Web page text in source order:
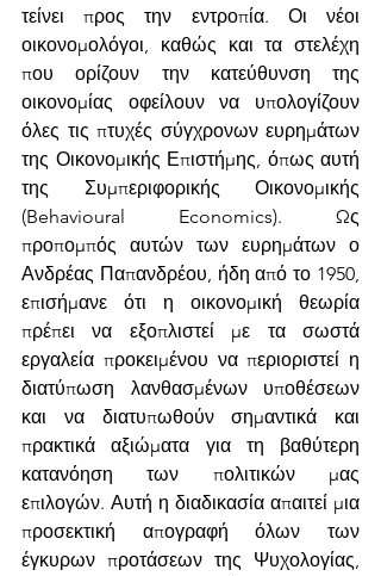
τείνει προς την εντροπία. Οι νέοι
οικονομολόγοι, καθώς και τα στελέχη
που ορίζουν την κατεύθυνση της
οικονομίας οφείλουν να υπολογίζουν
όλες τις πτυχές σύγχρονων ευρημάτων
της Οικονομικής Επιστήμης, όπως αυτή
της Συμπεριφορικής Οικονομικής
(Behavioural Economics). Ως
προπομπός αυτών των ευρημάτων ο
Ανδρέας Παπανδρέου, ήδη από το 1950,
επισήμανε ότι η οικονομική θεωρία
πρέπει να εξοπλιστεί με τα σωστά
εργαλεία προκειμένου να περιοριστεί η
διατύπωση λανθασμένων υποθέσεων
και να διατυπωθούν σημαντικά και
πρακτικά αξιώματα για τη βαθύτερη
κατανόηση των πολιτικών μας
επιλογών. Αυτή η διαδικασία απαιτεί μια
προσεκτική απογραφή όλων των
έγκυρων προτάσεων της Ψυχολογίας,